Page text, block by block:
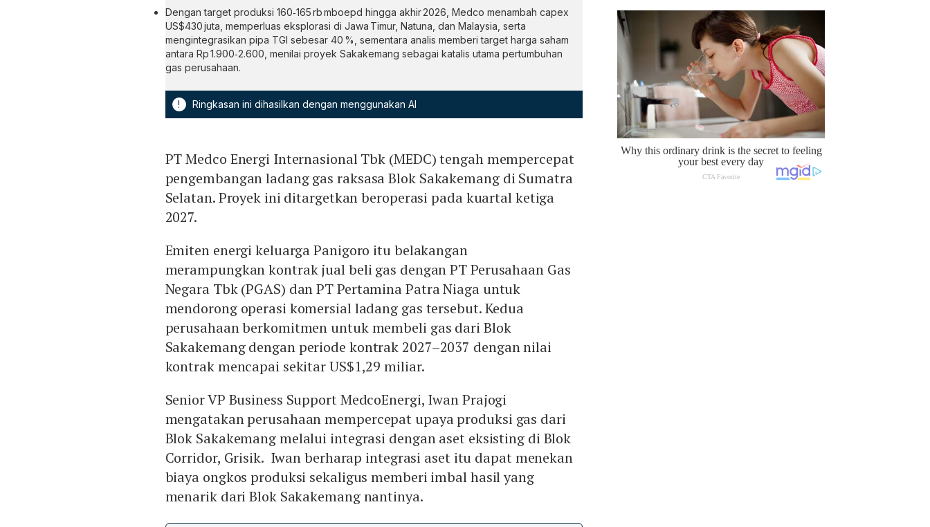
Dengan target produksi 160‑165 rb mboepd hingga akhir 2026, Medco menambah capex
US$430 juta, memperluas eksplorasi di Jawa Timur, Natuna, dan Malaysia, serta
mengintegrasikan pipa TGI sebesar 40 %, sementara analis memberi target harga saham
antara Rp 1.900‑2.600, menilai proyek Sakakemang sebagai katalis utama pertumbuhan
gas perusahaan.
! Ringkasan ini dihasilkan dengan menggunakan AI
PT Medco Energi Internasional Tbk (MEDC) tengah mempercepat
pengembangan ladang gas raksasa Blok Sakakemang di Sumatra
Selatan. Proyek ini ditargetkan beroperasi pada kuartal ketiga
2027.
Emiten energi keluarga Panigoro itu belakangan
merampungkan kontrak jual beli gas dengan PT Perusahaan Gas
Negara Tbk (PGAS) dan PT Pertamina Patra Niaga untuk
mendorong operasi komersial ladang gas tersebut. Kedua
perusahaan berkomitmen untuk membeli gas dari Blok
Sakakemang dengan periode kontrak 2027–2037 dengan nilai
kontrak mencapai sekitar US$1,29 miliar.
Senior VP Business Support MedcoEnergi, Iwan Prajogi
mengatakan perusahaan mempercepat upaya produksi gas dari
Blok Sakakemang melalui integrasi dengan aset eksisting di Blok
Corridor, Grisik. Iwan berharap integrasi aset itu dapat menekan
biaya ongkos produksi sekaligus memberi imbal hasil yang
menarik dari Blok Sakakemang nantinya.